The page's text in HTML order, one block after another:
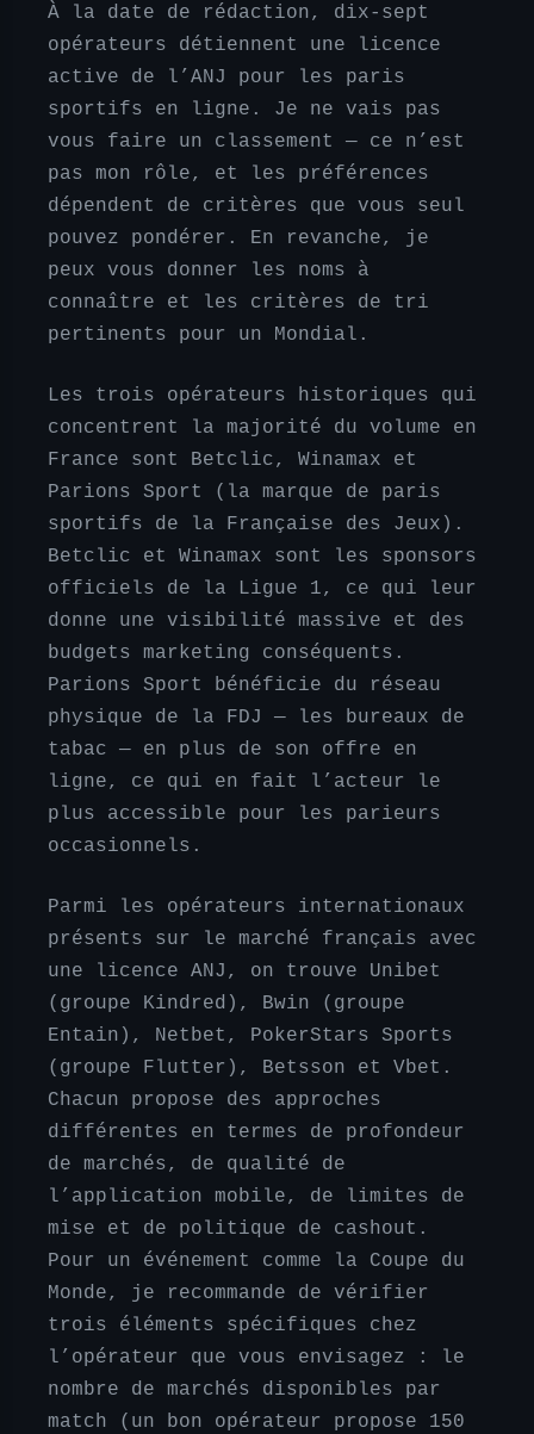
À la date de rédaction, dix-sept
opérateurs détiennent une licence
active de l’ANJ pour les paris
sportifs en ligne. Je ne vais pas
vous faire un classement — ce n’est
pas mon rôle, et les préférences
dépendent de critères que vous seul
pouvez pondérer. En revanche, je
peux vous donner les noms à
connaître et les critères de tri
pertinents pour un Mondial.
Les trois opérateurs historiques qui
concentrent la majorité du volume en
France sont Betclic, Winamax et
Parions Sport (la marque de paris
sportifs de la Française des Jeux).
Betclic et Winamax sont les sponsors
officiels de la Ligue 1, ce qui leur
donne une visibilité massive et des
budgets marketing conséquents.
Parions Sport bénéficie du réseau
physique de la FDJ — les bureaux de
tabac — en plus de son offre en
ligne, ce qui en fait l’acteur le
plus accessible pour les parieurs
occasionnels.
Parmi les opérateurs internationaux
présents sur le marché français avec
une licence ANJ, on trouve Unibet
(groupe Kindred), Bwin (groupe
Entain), Netbet, PokerStars Sports
(groupe Flutter), Betsson et Vbet.
Chacun propose des approches
différentes en termes de profondeur
de marchés, de qualité de
l’application mobile, de limites de
mise et de politique de cashout.
Pour un événement comme la Coupe du
Monde, je recommande de vérifier
trois éléments spécifiques chez
l’opérateur que vous envisagez : le
nombre de marchés disponibles par
match (un bon opérateur propose 150